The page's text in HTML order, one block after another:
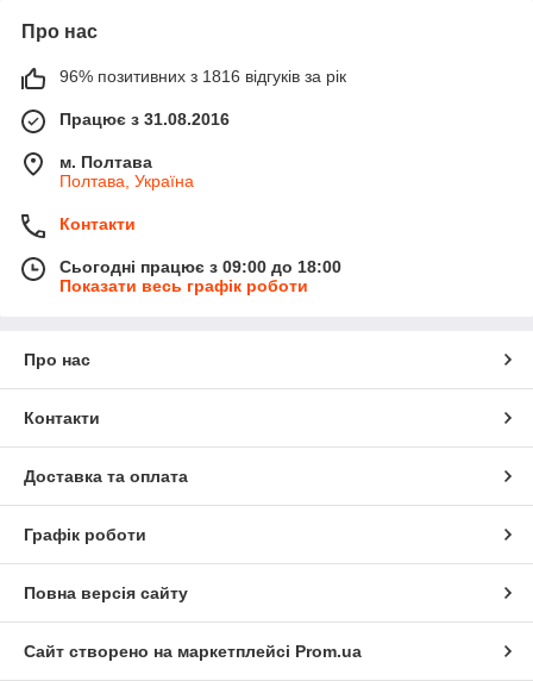
Про нас
96% позитивних з 1816 відгуків за рік
Працює з 31.08.2016
м. Полтава
Полтава, Україна
Контакти
Сьогодні працює з 09:00 до 18:00
Показати весь графік роботи
Про нас
Контакти
Доставка та оплата
Графік роботи
Повна версія сайту
Сайт створено на маркетплейсі Prom.ua